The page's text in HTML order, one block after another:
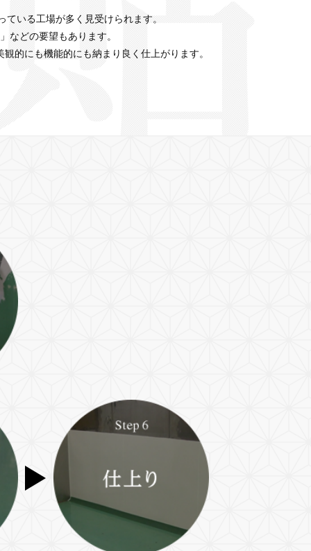
ている工場が多く見受けられます。
などの要望もあります。
的にも機能的にも納まり良く仕上がります。